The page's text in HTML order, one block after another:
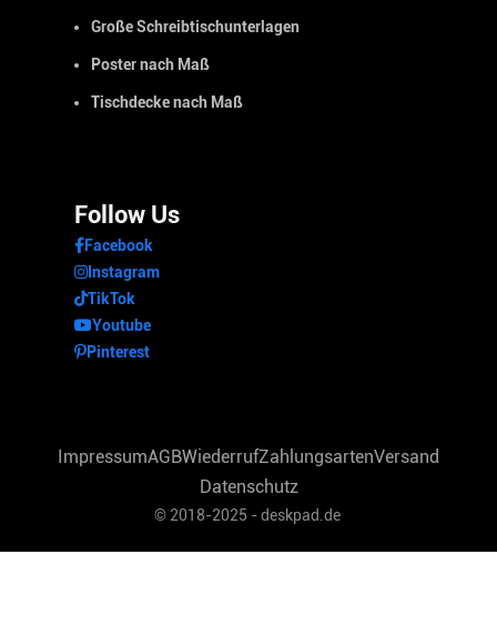
Große Schreibtischunterlagen
Poster nach Maß
Tischdecke nach Maß
Follow Us
Facebook
Instagram
TikTok
Youtube
Pinterest
© 2018-2025 - deskpad.de
ImpressumAGBWiederrufZahlungsartenVersand
Datenschutz